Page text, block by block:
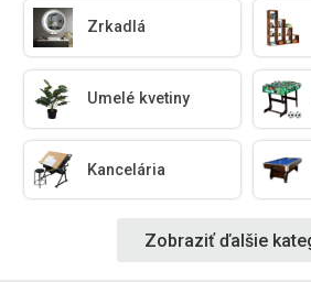
Zrkadlá
Umelé kvetiny
Kancelária
Zobraziť ďalšie